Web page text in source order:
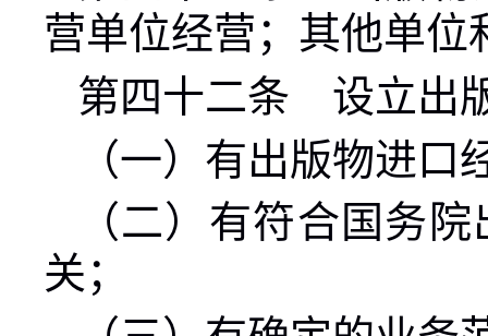
营单位经营；其他单
第四十二条 设立出
（一）有出版物进
（二）有符合国务
关；